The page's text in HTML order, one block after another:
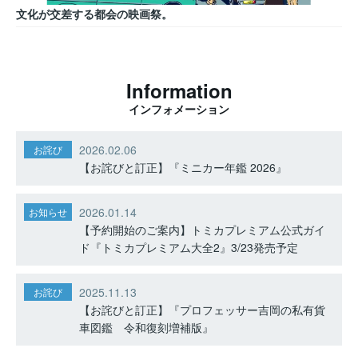
文化が交差する都会の映画祭。
Information
インフォメーション
お詫び
2026.02.06
【お詫びと訂正】『ミニカー年鑑 2026』
お知らせ
2026.01.14
【予約開始のご案内】トミカプレミアム公式ガイ
ド『トミカプレミアム大全2』3/23発売予定
お詫び
2025.11.13
【お詫びと訂正】『プロフェッサー吉岡の私有貨
車図鑑 令和復刻増補版』